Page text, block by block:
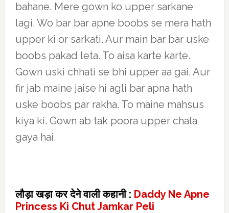
bahane. Mere gown ko upper sarkane
lagi. Wo bar bar apne boobs se mera hath
upper ki or sarkati. Aur main bar bar uske
boobs pakad leta. To aisa karte karte.
Gown uski chhati se bhi upper aa gai. Aur
fir jab maine jaise hi agli bar apna hath
uske boobs par rakha. To maine mahsus
kiya ki. Gown ab tak poora upper chala
gaya hai.
लौड़ा खड़ा कर देने वाली कहानी : Daddy Ne Apne
Princess Ki Chut Jamkar Peli